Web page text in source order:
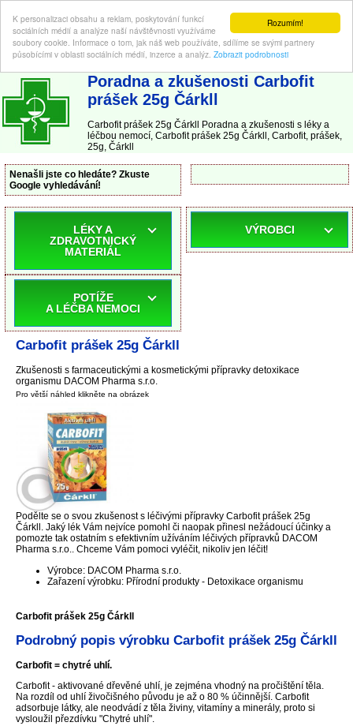
Rozumím!
K personalizaci obsahu a reklam, poskytování funkcí
sociálních médií a analýze naší návštěvnosti využíváme
soubory cookie. Informace o tom, jak náš web používáte, sdílíme se svými partnery
působícími v oblasti sociálních médií, inzerce a analýz. Zobrazit podrobnosti
ABC-LEKARNA.cz | Poradna a zkušenosti s léky a léčbou nemocí
Poradna a zkušenosti Carbofit
prášek 25g Čárkll
Carbofit prášek 25g Čárkll Poradna a zkušenosti s léky a
léčbou nemocí, Carbofit prášek 25g Čárkll, Carbofit, prášek,
25g, Čárkll
Nenašli jste co hledáte? Zkuste
Google vyhledávání!
LÉKY A
ZDRAVOTNICKÝ
MATERIÁL
POTÍŽE
A LÉČBA NEMOCI
VÝROBCI
Carbofit prášek 25g Čárkll
Zkušenosti s farmaceutickými a kosmetickými přípravky detoxikace
organismu DACOM Pharma s.r.o.
Pro větší náhled klikněte na obrázek
Podělte se o svou zkušenost s léčivými přípravky Carbofit prášek 25g
Čárkll. Jaký lék Vám nejvíce pomohl či naopak přinesl nežádoucí účinky a
pomozte tak ostatním s efektivním užíváním léčivých přípravků DACOM
Pharma s.r.o.. Chceme Vám pomoci vyléčit, nikoliv jen léčit!
Výrobce: DACOM Pharma s.r.o.
Zařazení výrobku: Přírodní produkty - Detoxikace organismu
Carbofit prášek 25g Čárkll
Podrobný popis výrobku Carbofit prášek 25g Čárkll
Carbofit = chytré uhlí.
Carbofit - aktivované dřevěné uhlí, je zejména vhodný na pročištění těla.
Na rozdíl od uhlí živočišného původu je až o 80 % účinnější. Carbofit
adsorbuje látky, ale neodvádí z těla živiny, vitamíny a minerály, proto si
vysloužil přezdívku "Chytré uhlí".